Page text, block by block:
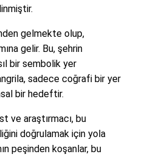
gelmekte olup,
gelir. Bu, şehrin
bir sembolik yer
sadece coğrafi bir yer
bir hedeftir.
ve araştırmacı, bu
doğrulamak için yola
peşinden koşanlar, bu